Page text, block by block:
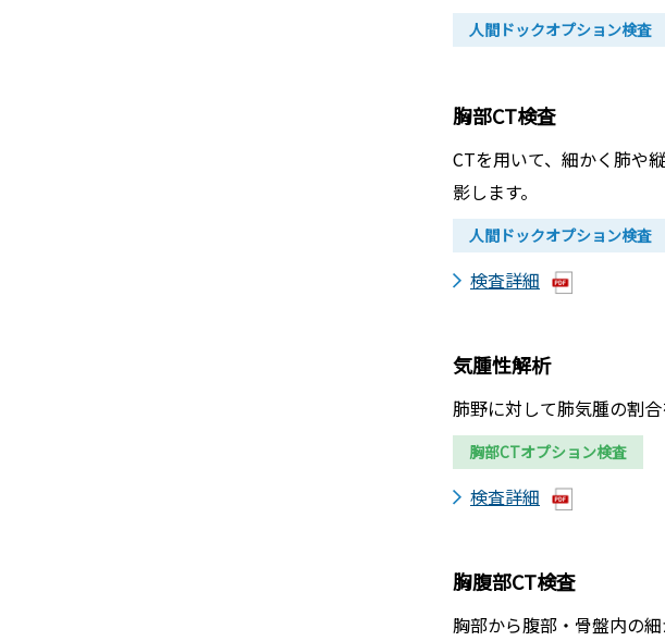
人間ドックオプション検査
胸部CT検査
CTを用いて、細かく肺や
影します。
人間ドックオプション検査
検査詳細
気腫性解析
肺野に対して肺気腫の割
胸部CTオプション検査
検査詳細
胸腹部CT検査
胸部から腹部・骨盤内の